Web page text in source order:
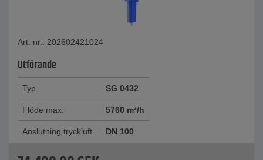
Art. nr.: 202602421024
Utförande
Typ SG 0432
Flöde max. 5760 m³/h
Anslutning tryckluft DN 100